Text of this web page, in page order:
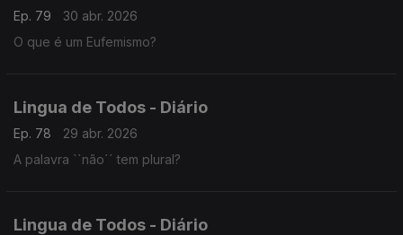
Ep. 79
30 abr. 2026
O que é um Eufemismo?
Lingua de Todos - Diário
Ep. 78
29 abr. 2026
A palavra ``não´´ tem plural?
Lingua de Todos - Diário